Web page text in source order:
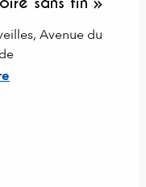
Avenue du